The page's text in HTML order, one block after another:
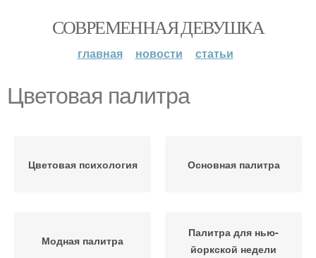
СОВРЕМЕННАЯ ДЕВУШКА
главная новости статьи
Цветовая палитра
Цветовая психология Основная палитра
Модная палитра
Палитра для нью-
йоркской недели